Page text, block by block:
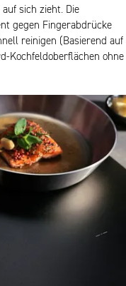
sich zieht. Die
gegen Fingerabdrücke
reinigen (Basierend auf
Kochfeldoberflächen ohne